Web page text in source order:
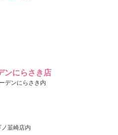
ンにらさき店
デンにらさき内
韮崎店内